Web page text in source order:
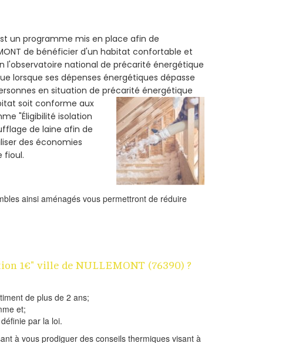
un programme mis en place afin de
de bénéficier d'un habitat confortable et
l'observatoire national de précarité énergétique
lorsque ses dépenses énergétiques dépasse
en situation de précarité énergétique
soit conforme aux
"Éligibilité isolation
de laine afin de
des économies
fioul.
ainsi aménagés vous permettront de réduire
1€" ville de NULLEMONT (76390) ?
de plus de 2 ans;
et;
par la loi.
à vous prodiguer des conseils thermiques visant à